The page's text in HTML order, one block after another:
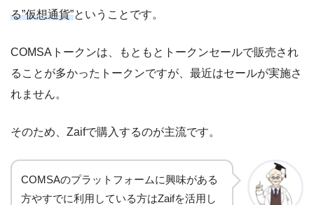
る”仮想通貨”ということです。
COMSAトークンは、もともとトークンセールで販売され
ることが多かったトークンですが、最近はセールが実施さ
れません。
そのため、Zaifで購入するのが主流です。
COMSAのプラットフォームに興味がある
方やすでに利用している方はZaifを活用し